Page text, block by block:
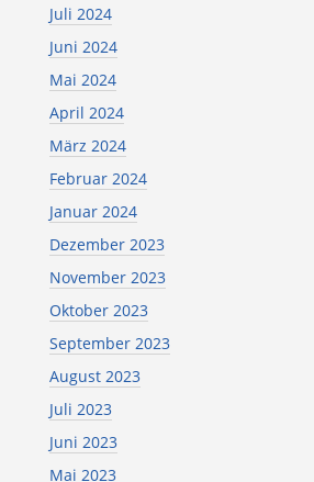
Juli 2024
Juni 2024
Mai 2024
April 2024
März 2024
Februar 2024
Januar 2024
Dezember 2023
November 2023
Oktober 2023
September 2023
August 2023
Juli 2023
Juni 2023
Mai 2023